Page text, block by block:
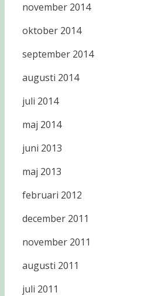
november 2014
oktober 2014
september 2014
augusti 2014
juli 2014
maj 2014
juni 2013
maj 2013
februari 2012
december 2011
november 2011
augusti 2011
juli 2011